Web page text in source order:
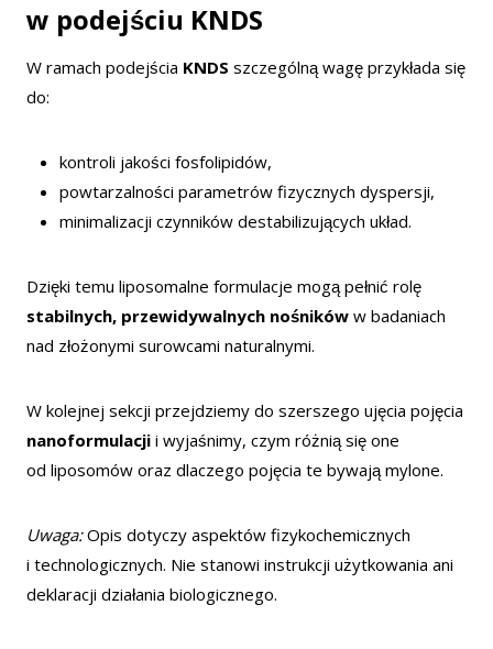
w podejściu KNDS
W ramach podejścia KNDS szczególną wagę przykłada się
do:
kontroli jakości fosfolipidów,
powtarzalności parametrów fizycznych dyspersji,
minimalizacji czynników destabilizujących układ.
Dzięki temu liposomalne formulacje mogą pełnić rolę
stabilnych, przewidywalnych nośników w badaniach
nad złożonymi surowcami naturalnymi.
W kolejnej sekcji przejdziemy do szerszego ujęcia pojęcia
nanoformulacji i wyjaśnimy, czym różnią się one
od liposomów oraz dlaczego pojęcia te bywają mylone.
Uwaga:Opis dotyczy aspektów fizykochemicznych
i technologicznych. Nie stanowi instrukcji użytkowania ani
deklaracji działania biologicznego.